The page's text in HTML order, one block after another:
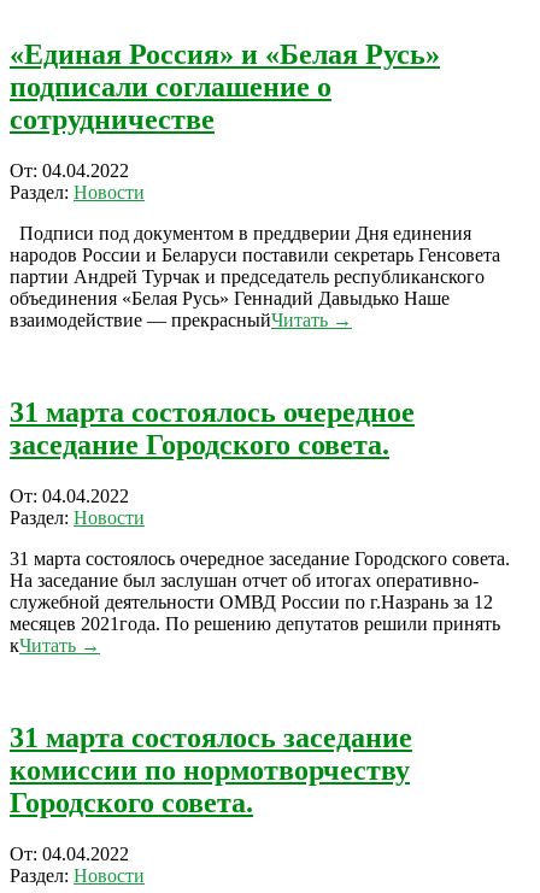
«Единая Россия» и «Белая Русь»
подписали соглашение о
сотрудничестве
2022-
04-
От: 04.04.2022
Раздел: Новости
Подписи под документом в преддверии Дня единения
народов России и Беларуси поставили секретарь Генсовета
партии Андрей Турчак и председатель республиканского
объединения «Белая Русь» Геннадий Давыдько Наше
взаимодействие — прекрасныйЧитать →
31 марта состоялось очередное
заседание Городского совета.
2022-
04-
От: 04.04.2022
Раздел: Новости
31 марта состоялось очередное заседание Городского совета.
На заседание был заслушан отчет об итогах оперативно-
служебной деятельности ОМВД России по г.Назрань за 12
месяцев 2021года. По решению депутатов решили принять
кЧитать →
31 марта состоялось заседание
комиссии по нормотворчеству
Городского совета.
2022-
04-
От: 04.04.2022
Раздел: Новости